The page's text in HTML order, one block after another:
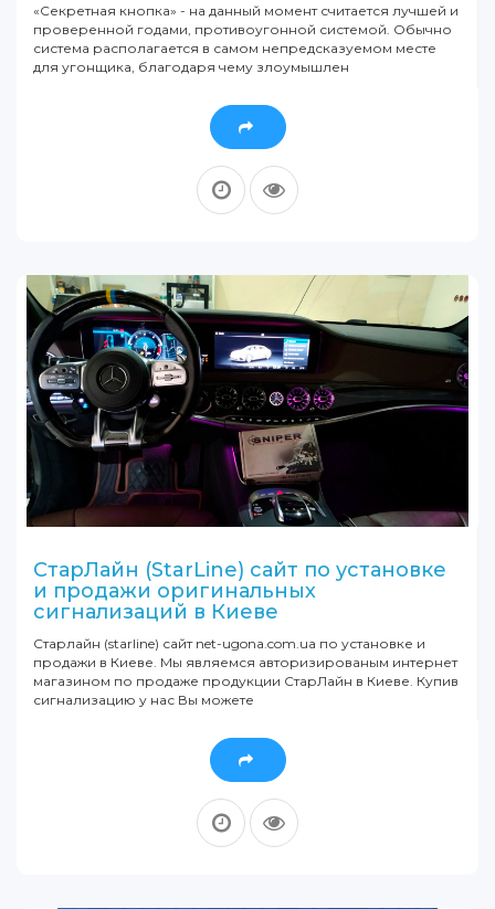
«Секретная кнопка» - на данный момент считается лучшей и
проверенной годами, противоугонной системой. Обычно
система располагается в самом непредсказуемом месте
для угонщика, благодаря чему злоумышлен
СтарЛайн (StarLine) сайт по установке
и продажи оригинальных
сигнализаций в Киеве
Старлайн (starline) сайт net-ugona.com.ua по установке и
продажи в Киеве. Мы являемся авторизированым интернет
магазином по продаже продукции СтарЛайн в Киеве. Купив
сигнализацию у нас Вы можете